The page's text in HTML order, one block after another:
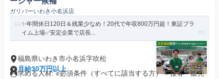
ガリバーいわき小名浜店
✨年間休日120日＆残業少なめ！20代で年収800万円超！東証プラ
イム上場✅安定企業で店長...
福島県いわき市小名浜字吹松
月給30万円以上
求める人材: ✊️必須条件（すべてに該当する方） ✨接客・販売